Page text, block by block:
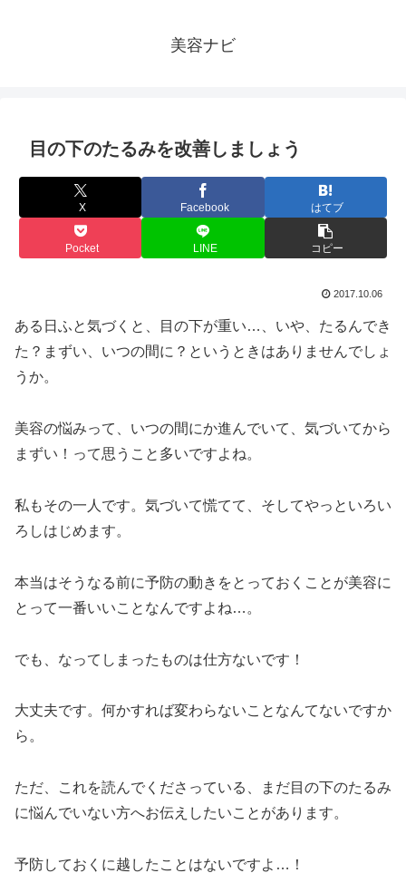
美容ナビ
目の下のたるみを改善しましょう
X Facebook はてブ
Pocket LINE コピー
2017.10.06
ある日ふと気づくと、目の下が重い…、いや、たるんでき
た？まずい、いつの間に？というときはありませんでしょ
うか。
美容の悩みって、いつの間にか進んでいて、気づいてから
まずい！って思うこと多いですよね。
私もその一人です。気づいて慌てて、そしてやっといろい
ろしはじめます。
本当はそうなる前に予防の動きをとっておくことが美容に
とって一番いいことなんですよね…。
でも、なってしまったものは仕方ないです！
大丈夫です。何かすれば変わらないことなんてないですか
ら。
ただ、これを読んでくださっている、まだ目の下のたるみ
に悩んでいない方へお伝えしたいことがあります。
予防しておくに越したことはないですよ…！